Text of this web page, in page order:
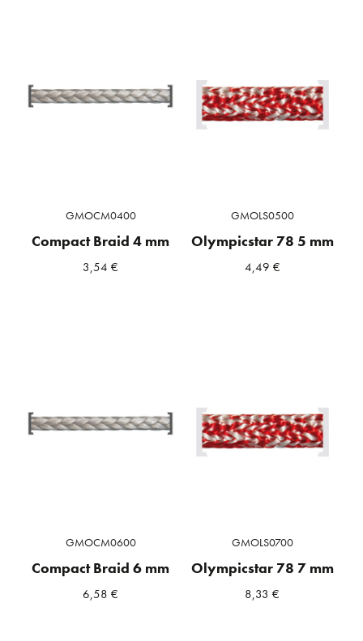
GMOCM0400
Compact Braid 4 mm
3,54€
GMOLS0500
Olympicstar 78 5 mm
4,49 €
GMOCM0600
Compact Braid 6 mm
6,58€
GMOLS0700
Olympicstar 78 7 mm
8,33€